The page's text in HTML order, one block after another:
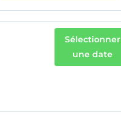
Sélectionner
une date